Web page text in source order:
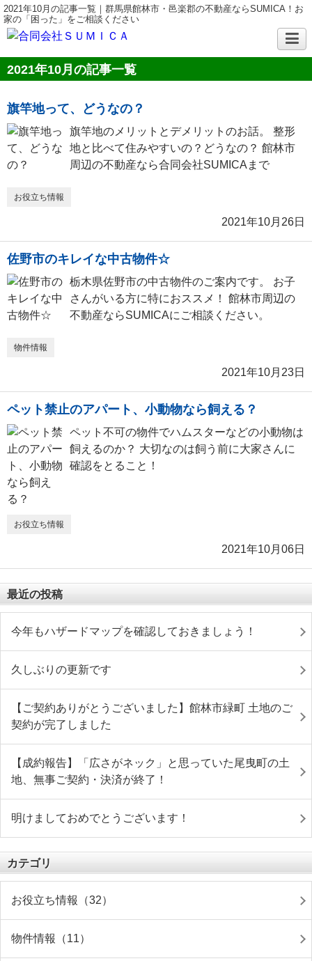
2021年10月の記事一覧｜群馬県館林市・邑楽郡の不動産ならSUMICA！お
家の「困った」をご相談ください
2021年10月の記事一覧
旗竿地って、どうなの？
旗竿地のメリットとデメリットのお話。 整形
地と比べて住みやすいの？どうなの？ 館林市
周辺の不動産なら合同会社SUMICAまで
お役立ち情報
2021年10月26日
佐野市のキレイな中古物件☆
栃木県佐野市の中古物件のご案内です。 お子
さんがいる方に特におススメ！ 館林市周辺の
不動産ならSUMICAにご相談ください。
物件情報
2021年10月23日
ペット禁止のアパート、小動物なら飼える？
ペット不可の物件でハムスターなどの小動物は
飼えるのか？ 大切なのは飼う前に大家さんに
確認をとること！
お役立ち情報
2021年10月06日
最近の投稿
今年もハザードマップを確認しておきましょう！
久しぶりの更新です
【ご契約ありがとうございました】館林市緑町 土地のご
契約が完了しました
【成約報告】「広さがネック」と思っていた尾曳町の土
地、無事ご契約・決済が終了！
明けましておめでとうございます！
カテゴリ
お役立ち情報（32）
物件情報（11）